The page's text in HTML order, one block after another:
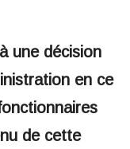
une décision
en ce
de cette